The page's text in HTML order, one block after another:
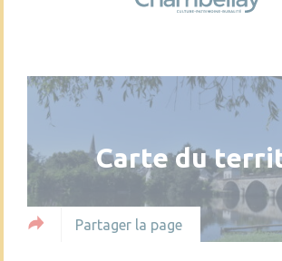
Carte du
Partager la page